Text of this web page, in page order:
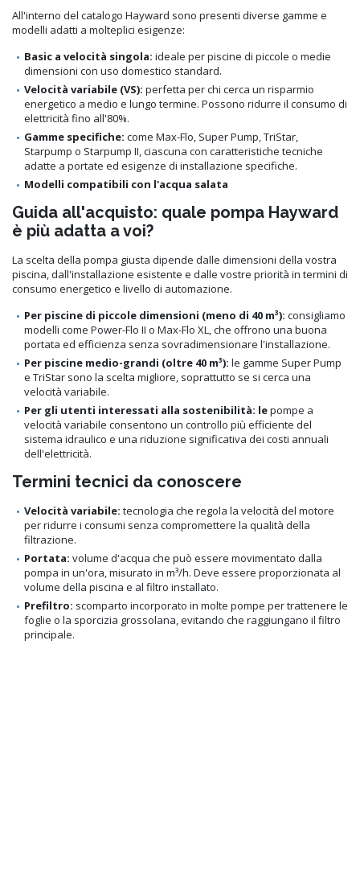
All'interno del catalogo Hayward sono presenti diverse gamme e
modelli adatti a molteplici esigenze:
Basic a velocità singola: ideale per piscine di piccole o medie
dimensioni con uso domestico standard.
Velocità variabile (VS): perfetta per chi cerca un risparmio
energetico a medio e lungo termine. Possono ridurre il consumo di
elettricità fino all'80%.
Gamme specifiche: come Max-Flo, Super Pump, TriStar,
Starpump o Starpump II, ciascuna con caratteristiche tecniche
adatte a portate ed esigenze di installazione specifiche.
Modelli compatibili con l'acqua salata
Guida all'acquisto: quale pompa Hayward
è più adatta a voi?
La scelta della pompa giusta dipende dalle dimensioni della vostra
piscina, dall'installazione esistente e dalle vostre priorità in termini di
consumo energetico e livello di automazione.
Per piscine di piccole dimensioni (meno di 40 m³): consigliamo
modelli come Power-Flo II o Max-Flo XL, che offrono una buona
portata ed efficienza senza sovradimensionare l'installazione.
Per piscine medio-grandi (oltre 40 m³): le gamme Super Pump
e TriStar sono la scelta migliore, soprattutto se si cerca una
velocità variabile.
Per gli utenti interessati alla sostenibilità: lepompe a
velocità variabile consentono un controllo più efficiente del
sistema idraulico e una riduzione significativa dei costi annuali
dell'elettricità.
Termini tecnici da conoscere
Velocità variabile: tecnologia che regola la velocità del motore
per ridurre i consumi senza compromettere la qualità della
filtrazione.
Portata: volume d'acqua che può essere movimentato dalla
pompa in un'ora, misurato in m³/h. Deve essere proporzionata al
volume della piscina e al filtro installato.
Prefiltro: scomparto incorporato in molte pompe per trattenere le
foglie o la sporcizia grossolana, evitando che raggiungano il filtro
principale.